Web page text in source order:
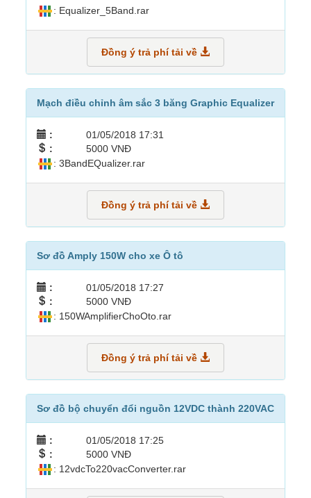
: Equalizer_5Band.rar
Đồng ý trả phí tải về
Mạch điều chỉnh âm sắc 3 băng Graphic Equalizer
: 01/05/2018 17:31
: 5000 VNĐ
: 3BandEQualizer.rar
Đồng ý trả phí tải về
Sơ đồ Amply 150W cho xe Ô tô
: 01/05/2018 17:27
: 5000 VNĐ
: 150WAmplifierChoOto.rar
Đồng ý trả phí tải về
Sơ đồ bộ chuyển đổi nguồn 12VDC thành 220VAC
: 01/05/2018 17:25
: 5000 VNĐ
: 12vdcTo220vacConverter.rar